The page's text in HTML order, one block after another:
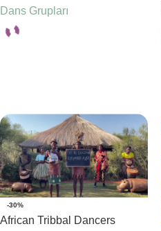
Dans Grupları
-30%
African Tribbal Dancers